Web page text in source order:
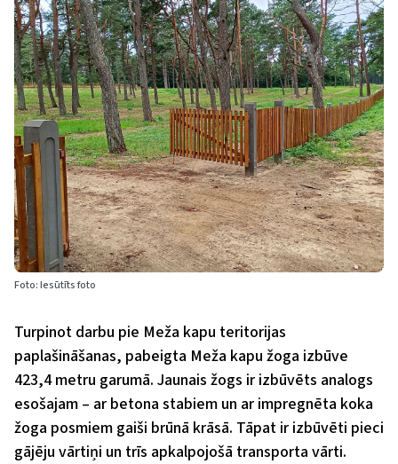
Foto: Iesūtīts foto
Turpinot darbu pie Meža kapu teritorijas
paplašināšanas, pabeigta Meža kapu žoga izbūve
423,4 metru garumā. Jaunais žogs ir izbūvēts analogs
esošajam – ar betona stabiem un ar impregnēta koka
žoga posmiem gaiši brūnā krāsā. Tāpat ir izbūvēti pieci
gājēju vārtiņi un trīs apkalpojošā transporta vārti.